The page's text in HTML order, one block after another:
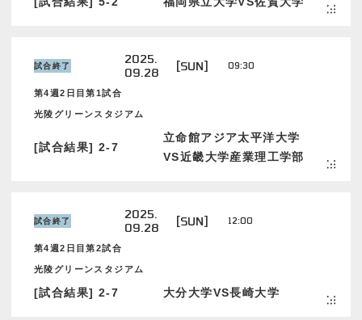
試合終了
2025.
09.28
[SUN] 09:30
第4週2日目第1試合
光陵グリーンスタジアム
[試合結果] 2-7
立命館アジア太平洋大学
VS近畿大学産業理工学部
試合終了
2025.
09.28
[SUN] 12:00
第4週2日目第2試合
光陵グリーンスタジアム
[試合結果] 2-7 大分大学VS長崎大学